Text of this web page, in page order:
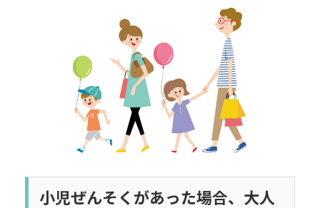
日
時
:
小児ぜんそくがあった場合、大人